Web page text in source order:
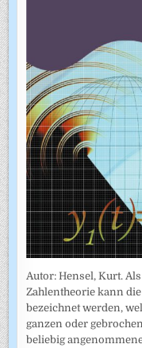
Autor: Hensel, Kurt.
Zahlentheorie kann
bezeichnet werden,
ganzen oder
beliebig